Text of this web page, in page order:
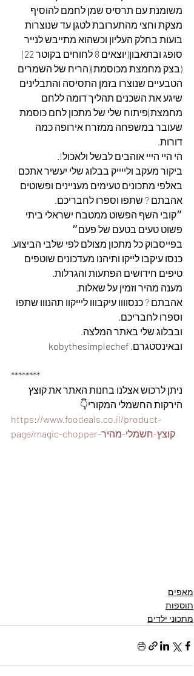
משומנת עם תרסיס שמן לחמם להוסיף
מצקת וחצי מהתערובת לטגן עד שנוצרות
בועות בחלק העליון וכשהוא מתייבש לנייר
סופג ובתאבון(יוצאים 8 לחוחים בקוטר 22)
(בצק מחמצת מכוסמת)(הריח של השמרים
הטבעיים שנוצרו בזמן התסיסה והתבלינים
שיגע את השכנים תהליך דומה ללחם
מחמצת)פיתוח שלי של מתכון לחם כוסמת
שעובר במשפחה ממזרח אירופה כמה
דורות.
הי היי הייי אוהבים לבשל ולאכול!.
ביקור מעקב ולייייק בבלוג שלי יעשיר אתכם
באלפי מתכונים טעימים מעניינים ופשוטים
אהבתם ? שתפו וספרו לחבריכם.
״קובי השף הפשוט ממטבח ישראלי ביתי
פשוט טעים בטעם של פעם״
בפייסבוק כל מתכון מצולם לפי שלבי הביצוע.
כנסו עיקבו לייקו ותיהנו מעדכונים שוטפים
טיפים חידושים הפתעות והגרלות.
מענה מהיר וזמין על שאלות.
אהבתם ? כנסוווו עיקבווו ליייקוו תהנווו שתפו
וספרו לחבריכם.
ובבלוג שלי באתר המלצה.
ובאינסטגרם. kobythesimplechef
********
ניתן לרכוש אצלנו בחנות האתר את קוצץ
הירקות החשמלי המקורי👇
https://www.foodeals.co.il/product-
page/magic-chopper-קוצץ-חשמלי-מהיר
מאפים
תוספות
מתכוני ילדים